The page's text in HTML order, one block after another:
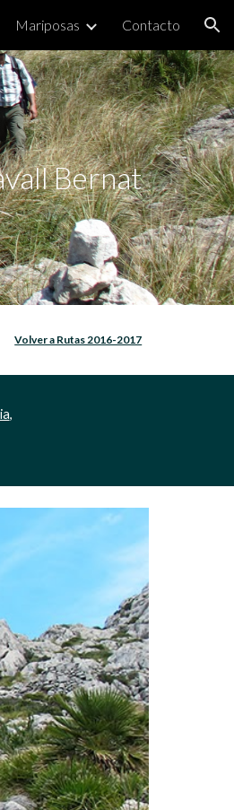
Mariposas Contacto
Bernat
Volver a Rutas 2016-2017
,